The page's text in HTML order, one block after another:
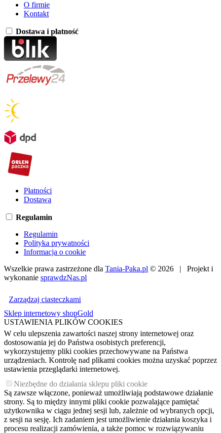
O firmie
Kontakt
Dostawa i płatność
Płatności
Dostawa
Regulamin
Regulamin
Polityka prywatności
Informacja o cookie
Wszelkie prawa zastrzeżone dla Tania-Paka.pl © 2026 | Projekt i
wykonanie sprawdzNas.pl
Zarządzaj ciasteczkami
Sklep internetowy shopGold
USTAWIENIA PLIKÓW COOKIES
W celu ulepszenia zawartości naszej strony internetowej oraz
dostosowania jej do Państwa osobistych preferencji,
wykorzystujemy pliki cookies przechowywane na Państwa
urządzeniach. Kontrolę nad plikami cookies można uzyskać poprzez
ustawienia przeglądarki internetowej.
Niezbędne do działania sklepu pliki cookie
Są zawsze włączone, ponieważ umożliwiają podstawowe działanie
strony. Są to między innymi pliki cookie pozwalające pamiętać
użytkownika w ciągu jednej sesji lub, zależnie od wybranych opcji,
z sesji na sesję. Ich zadaniem jest umożliwienie działania koszyka i
procesu realizacji zamówienia, a także pomoc w rozwiązywaniu